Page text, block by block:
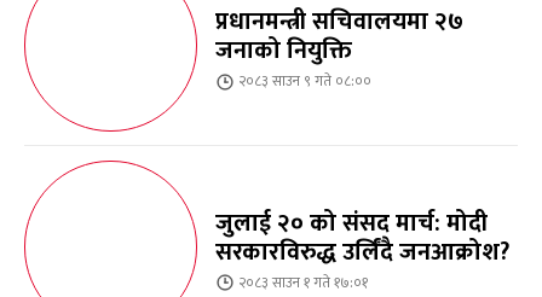
प्रधानमन्त्री सचिवालयमा २७
जनाको नियुक्ति
२०८३ साउन ९ गते ०८:००
जुलाई २० को संसद मार्च: मोदी
सरकारविरुद्ध उर्लिंदै जनआक्रोश?
२०८३ साउन १ गते १७:०१